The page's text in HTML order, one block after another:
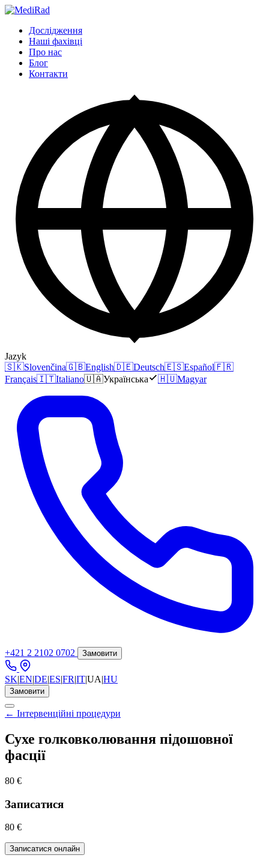
Пропустити
змістуДослідження
Наші фахівці
Про нас
Блог
Контакти
Jazyk
🇸🇰Slovenčina🇬🇧English🇩🇪Deutsch🇪🇸Español🇫🇷
Français🇮🇹Italiano🇺🇦Українська 🇭🇺Magyar
+421 2 2102 0702 Замовити
SK|EN|DE|ES|FR|IT|UA|HU
Замовити
← Інтервенційні процедури
Сухе голковколювання підошовної
фасції
80 €
Записатися
80 €
Записатися онлайн